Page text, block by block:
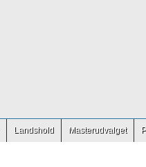
Landshold Masterudvalget